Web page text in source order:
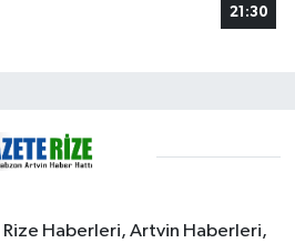
21:30
Rize Haberleri, Artvin Haberleri,